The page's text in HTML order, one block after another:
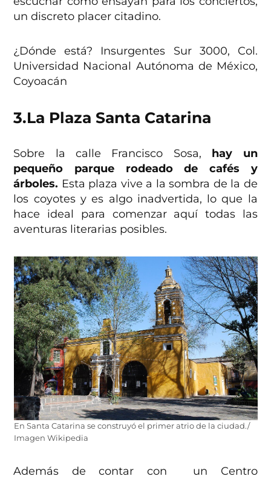
un discreto placer citadino.
¿Dónde está? Insurgentes Sur 3000, Col.
Universidad Nacional Autónoma de México,
Coyoacán
3.La Plaza Santa Catarina
Sobre la calle Francisco Sosa, hay un
pequeño parque rodeado de cafés y
árboles. Esta plaza vive a la sombra de la de
los coyotes y es algo inadvertida, lo que la
hace ideal para comenzar aquí todas las
aventuras literarias posibles.
En Santa Catarina se construyó el primer atrio de la ciudad./
Imagen Wikipedia
Además de contar con un Centro